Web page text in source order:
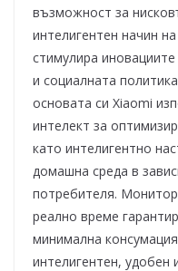
възможност за
интелигентен начин
стимулира
и социалната
основата си Xiaomi
интелект за
като интелигентно
домашна среда в
потребителя.
реално време
минимална
интелигентен, удобен